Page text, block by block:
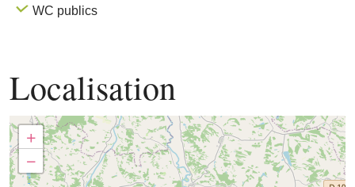
WC publics
Localisation
+
−